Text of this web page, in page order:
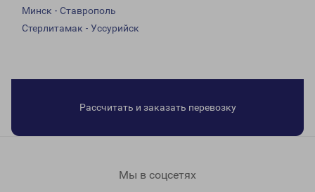
Минск - Ставрополь
Стерлитамак - Уссурийск
Рассчитать и заказать перевозку
Мы в соцсетях